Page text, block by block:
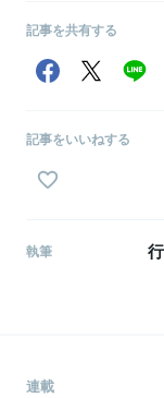
記事を共有する
記事をいいねする
執筆
連載